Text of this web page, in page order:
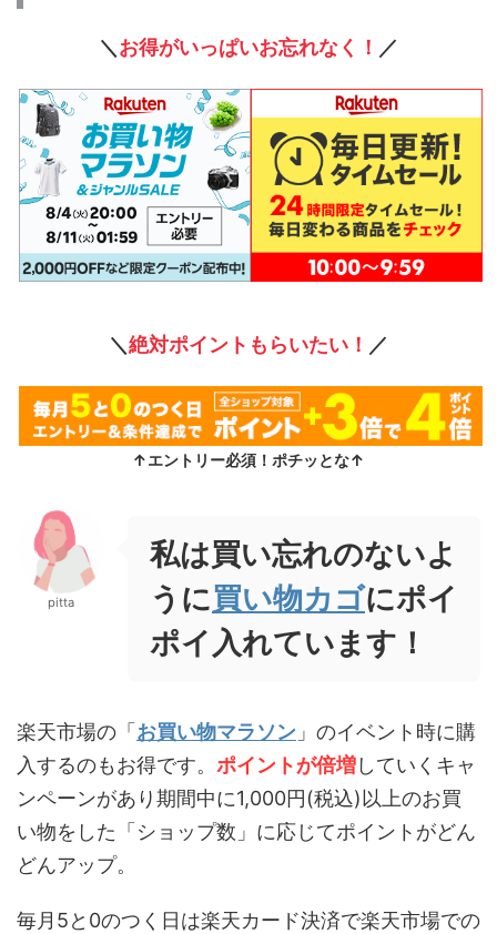
＼ お得がいっぱいお忘れなく！ ／
＼絶対ポイントもらいたい！ ／
↑エントリー必須！ポチッとな↑
pitta
私は買い忘れのないよ
うに買い物カゴにポイ
ポイ入れています！
楽天市場の「お買い物マラソン 」のイベント時に購
入するのもお得です。 ポイントが倍増していくキャ
ンペーンがあり期間中に1,000円(税込)以上のお買
い物をした「ショップ数」に応じてポイントがどん
どんアップ。
毎月5と0のつく日は楽天カード決済で楽天市場での